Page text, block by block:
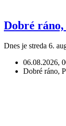
Dobré
Dnes je streda 6.
06.08.2026,
Dobré ráno,